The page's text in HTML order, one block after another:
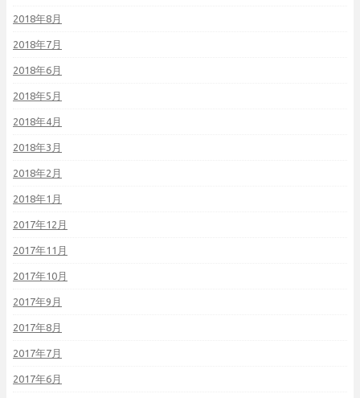
2018年8月
2018年7月
2018年6月
2018年5月
2018年4月
2018年3月
2018年2月
2018年1月
2017年12月
2017年11月
2017年10月
2017年9月
2017年8月
2017年7月
2017年6月